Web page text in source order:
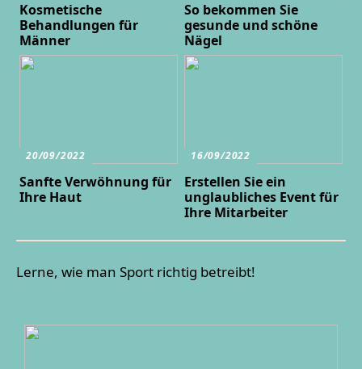
Kosmetische
Behandlungen für
Männer
So bekommen Sie
gesunde und schöne
Nägel
20/09/2022
Sanfte Verwöhnung für
Ihre Haut
16/09/2022
Erstellen Sie ein
unglaubliches Event für
Ihre Mitarbeiter
Lerne, wie man Sport richtig betreibt!